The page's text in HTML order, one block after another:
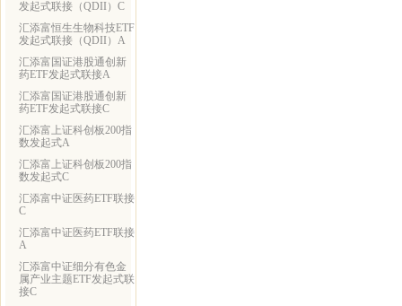
发起式联接（QDII）C
汇添富恒生生物科技ETF
发起式联接（QDII）A
汇添富国证港股通创新
药ETF发起式联接A
汇添富国证港股通创新
药ETF发起式联接C
汇添富上证科创板200指
数发起式A
汇添富上证科创板200指
数发起式C
汇添富中证医药ETF联接
C
汇添富中证医药ETF联接
A
汇添富中证细分有色金
属产业主题ETF发起式联
接C